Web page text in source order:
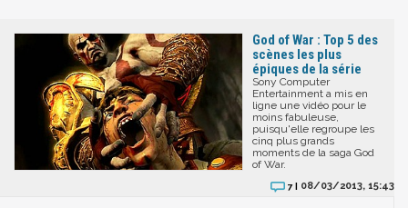
God of War : Top 5 des
scènes les plus
épiques de la série
Sony Computer
Entertainment a mis en
ligne une vidéo pour le
moins fabuleuse,
puisqu'elle regroupe les
cinq plus grands
moments de la saga God
of War.
7 | 08/03/2013, 15:43